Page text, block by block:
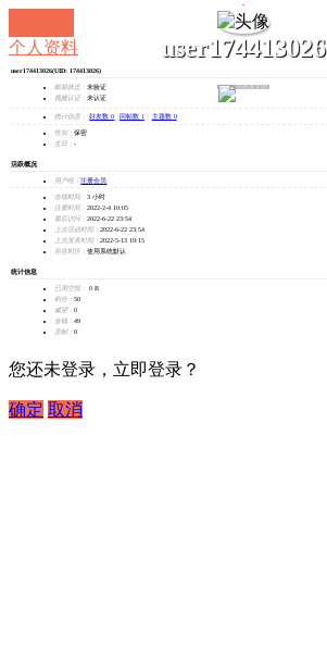
user174413026
发消息
个人资料
user174413026(UID: 174413026)
邮箱状态： 未验证
视频认证： 未认证
统计信息： 好友数 0 回帖数 1 主题数 0
性别： 保密
生日： -
活跃概况
用户组： 注册会员
在线时间： 3 小时
注册时间： 2022-2-4 10:05
最后访问： 2022-6-22 23:54
上次活动时间： 2022-6-22 23:54
上次发表时间： 2022-5-13 19:15
所在时区： 使用系统默认
统计信息
已用空间：
0 B
积分： 50
威望： 0
金钱： 49
贡献： 0
您还未登录，立即登录？
确定 取消